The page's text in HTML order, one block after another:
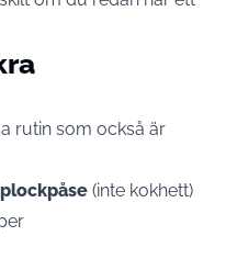
rutin som också är
(inte kokhett)